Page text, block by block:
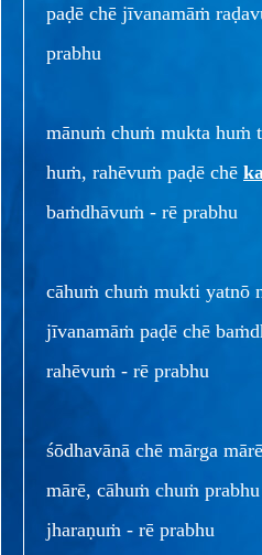
paḍē chē jīvanamāṁ
prabhu
mānuṁ chuṁ mukta huṁ
huṁ, rahēvuṁ paḍē chē
baṁdhāvuṁ - rē prabhu
cāhuṁ chuṁ mukti yatnō
jīvanamāṁ paḍē chē
rahēvuṁ - rē prabhu
śōdhavānā chē mārga
mārē, cāhuṁ chuṁ
jharaṇuṁ - rē prabhu